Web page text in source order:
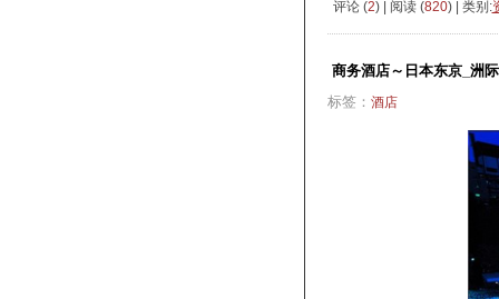
评论 (2) | 阅读 (820) | 类别:
商务酒店～日本东京_洲
标签： 酒店